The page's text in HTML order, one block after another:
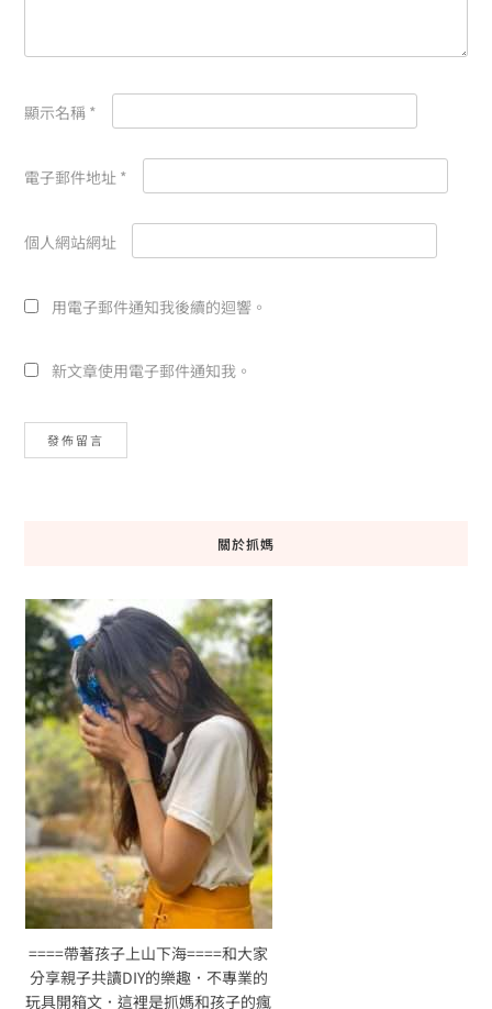
顯示名稱 *
電子郵件地址 *
個人網站網址
用電子郵件通知我後續的迴響。
新文章使用電子郵件通知我。
關於抓媽
====帶著孩子上山下海====和大家
分享親子共讀DIY的樂趣．不專業的
玩具開箱文．這裡是抓媽和孩子的瘋